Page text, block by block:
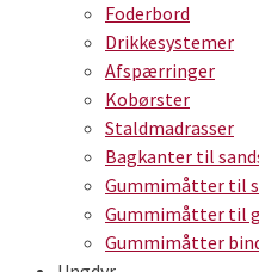
Foderbord
Drikkesystemer
Afspærringer
Kobørster
Staldmadrasser
Bagkanter til
Gummimåtter til
Gummimåtter til
Gummimåtter